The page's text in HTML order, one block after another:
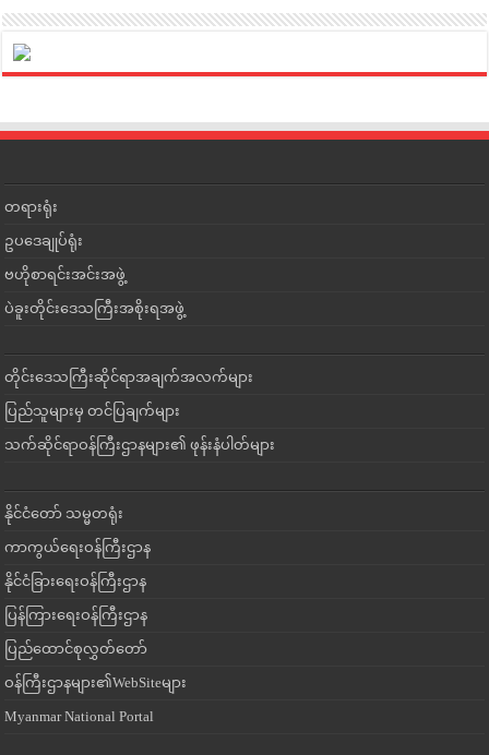
တရားရုံး
ဥပဒေချုပ်ရုံး
ဗဟိုစာရင်းအင်းအဖွဲ့
ပဲခူးတိုင်းဒေသကြီးအစိုးရအဖွဲ့
တိုင်းဒေသကြီးဆိုင်ရာအချက်အလက်များ
ပြည်သူများမှ တင်ပြချက်များ
သက်ဆိုင်ရာဝန်ကြီးဌာနများ၏ ဖုန်းနံပါတ်များ
နိုင်ငံတော် သမ္မတရုံး
ကာကွယ်ရေးဝန်ကြီးဌာန
နိုင်ငံခြားရေးဝန်ကြီးဌာန
ပြန်ကြားရေးဝန်ကြီးဌာန
ပြည်ထောင်စုလွှတ်တော်
ဝန်ကြီးဌာနများ၏WebSiteများ
Myanmar National Portal